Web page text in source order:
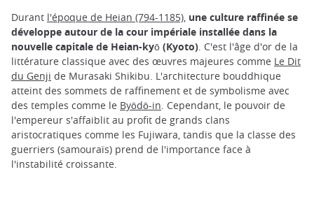
Durant l'époque de Heian (794-1185) une culture raffinée se
développe autour de la cour impériale installée dans la
nouvelle capitale de Heian-kyō (Kyoto) . C'est l'âge d'or de la
littérature classique avec des œuvres majeures comme Le Dit
du Genji de Murasaki Shikibu. L'architecture bouddhique
atteint des sommets de raffinement et de symbolisme avec
des temples comme le Byōdō-in . Cependant, le pouvoir de
l'empereur s'affaiblit au profit de grands clans
aristocratiques comme les Fujiwara, tandis que la classe des
guerriers (samouraïs) prend de l'importance face à
l'instabilité croissante.